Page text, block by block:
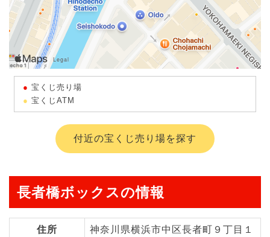
宝くじ売り場
宝くじATM
付近の宝くじ売り場を探す
長者橋ボックスの情報
住所
神奈川県横浜市中区長者町９丁目１